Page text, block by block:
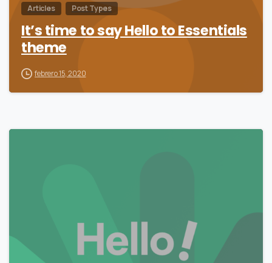
Articles Post Types
It’s time to say Hello to Essentials
theme
febrero 15, 2020